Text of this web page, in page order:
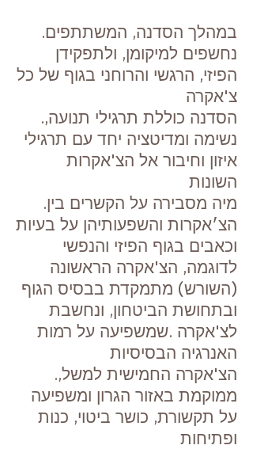
.במהלך הסדנה, המשתתפים
נחשפים למיקומן, ולתפקידן
הפיזי, הרגשי והרוחני בגוף של כל
צ'אקרה
.הסדנה כוללת תרגילי תנועה,
נשימה ומדיטציה יחד עם תרגילי
איזון וחיבור אל הצ'אקרות
השונות
.מיה מסבירה על הקשרים בין
הצ׳אקרות והשפעותיהן על בעיות
וכאבים בגוף הפיזי והנפשי
לדוגמה, הצ'אקרה הראשונה
(השורש) מתמקדת בבסיס הגוף
ובתחושת הביטחון, ונחשבת
לצ'אקרה .שמשפיעה על רמות
האנרגיה הבסיסיות
.הצ'אקרה החמישית למשל,
ממוקמת באזור הגרון ומשפיעה
על תקשורת, כושר ביטוי, כנות
ופתיחות